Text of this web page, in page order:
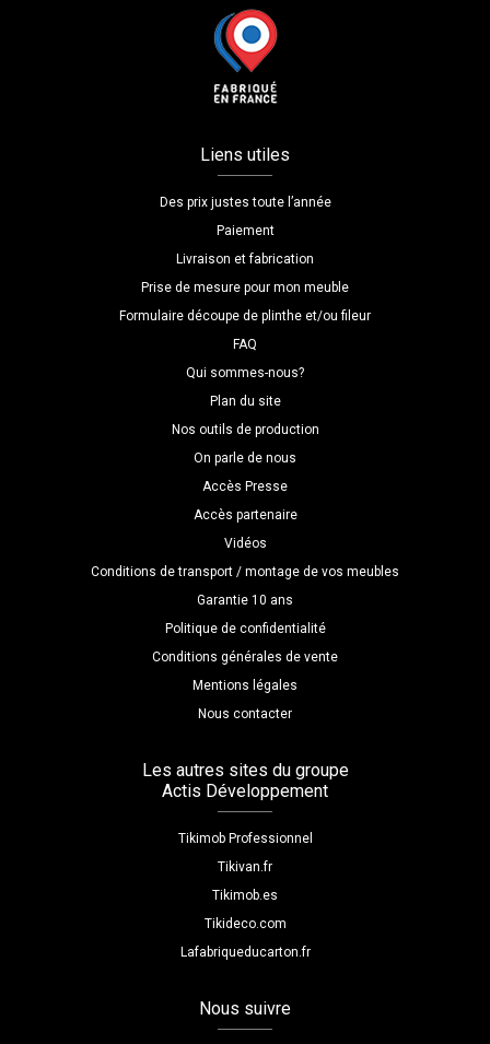
Liens utiles
Des prix justes toute l’année
Paiement
Livraison et fabrication
Prise de mesure pour mon meuble
Formulaire découpe de plinthe et/ou fileur
FAQ
Qui sommes-nous?
Plan du site
Nos outils de production
On parle de nous
Accès Presse
Accès partenaire
Vidéos
Conditions de transport / montage de vos meubles
Garantie 10 ans
Politique de confidentialité
Conditions générales de vente
Mentions légales
Nous contacter
Les autres sites du groupe
Actis Développement
Tikimob Professionnel
Tikivan.fr
Tikimob.es
Tikideco.com
Lafabriqueducarton.fr
Nous suivre